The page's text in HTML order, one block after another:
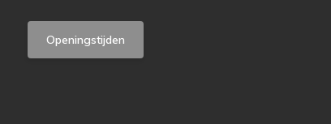
Openingstijden